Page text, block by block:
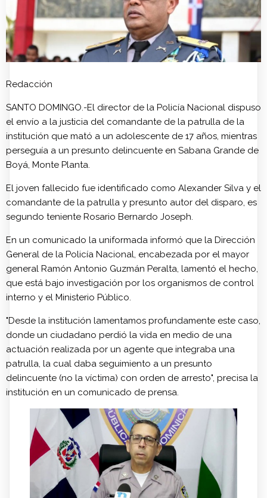
Redacción
SANTO DOMINGO.-El director de la Policía Nacional dispuso
el envío a la justicia del comandante de la patrulla de la
institución que mató a un adolescente de 17 años, mientras
perseguía a un presunto delincuente en Sabana Grande de
Boyá, Monte Planta.
El joven fallecido fue identificado como Alexander Silva y el
comandante de la patrulla y presunto autor del disparo, es
segundo teniente Rosario Bernardo Joseph.
En un comunicado la uniformada informó que la Dirección
General de la Policía Nacional, encabezada por el mayor
general Ramón Antonio Guzmán Peralta, lamentó el hecho,
que está bajo investigación por los organismos de control
interno y el Ministerio Público.
"Desde la institución lamentamos profundamente este caso,
donde un ciudadano perdió la vida en medio de una
actuación realizada por un agente que integraba una
patrulla, la cual daba seguimiento a un presunto
delincuente (no la víctima) con orden de arresto", precisa la
institución en un comunicado de prensa.